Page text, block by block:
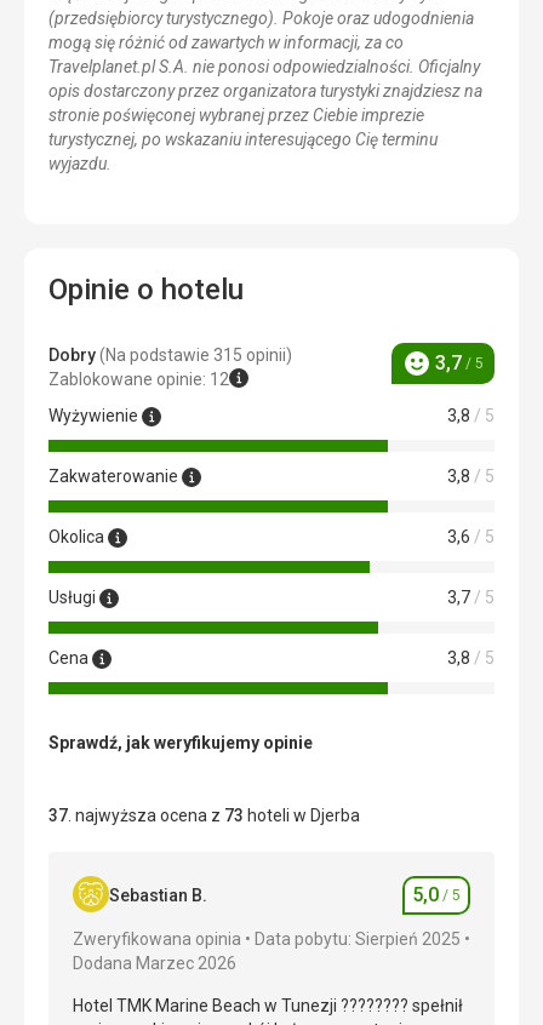
(przedsiębiorcy turystycznego). Pokoje oraz udogodnienia
mogą się różnić od zawartych w informacji, za co
Travelplanet.pl S.A. nie ponosi odpowiedzialności. Oficjalny
opis dostarczony przez organizatora turystyki znajdziesz na
stronie poświęconej wybranej przez Ciebie imprezie
turystycznej, po wskazaniu interesującego Cię terminu
wyjazdu.
Opinie o hotelu
Dobry(Na podstawie 315 opinii)
Zablokowane opinie: 12
Ocena
3,7 / 5
Wyżywienie 3,8 / 5
Zakwaterowanie 3,8 / 5
Okolica 3,6 / 5
Usługi 3,7/ 5
Cena 3,8 / 5
Sprawdź, jak weryfikujemy opinie
37. najwyższa ocena z 73 hoteli w Djerba
Sebastian B. Ocena
5,0 / 5
Zweryfikowana opinia
Data pobytu: Sierpień 2025
Dodana Marzec 2026
Hotel TMK Marine Beach w Tunezji ???????? spełnił